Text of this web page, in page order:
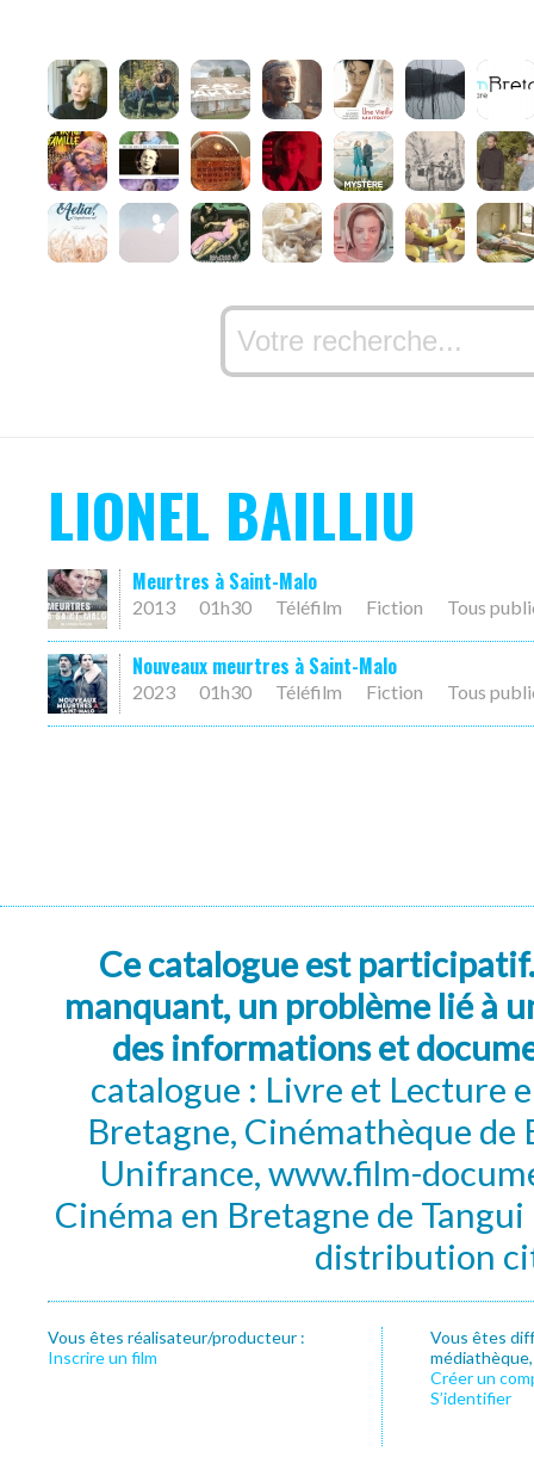
LIONEL BAILLIU
Meurtres à Saint-Malo
2013 01h30 Téléfilm Fiction Tous
Nouveaux meurtres à Saint-Malo
2023 01h30 Téléfilm Fiction Tous
Ce catalogue est
manquant, un problème lié à
des informations et
catalogue : Livre et Lecture
Bretagne, Cinémathèque de
Unifrance, www.film-
Cinéma en Bretagne de
distribution
Vous êtes réalisateur/producteur :
Inscrire un film
Vous êtes
Créer un
S’identifier